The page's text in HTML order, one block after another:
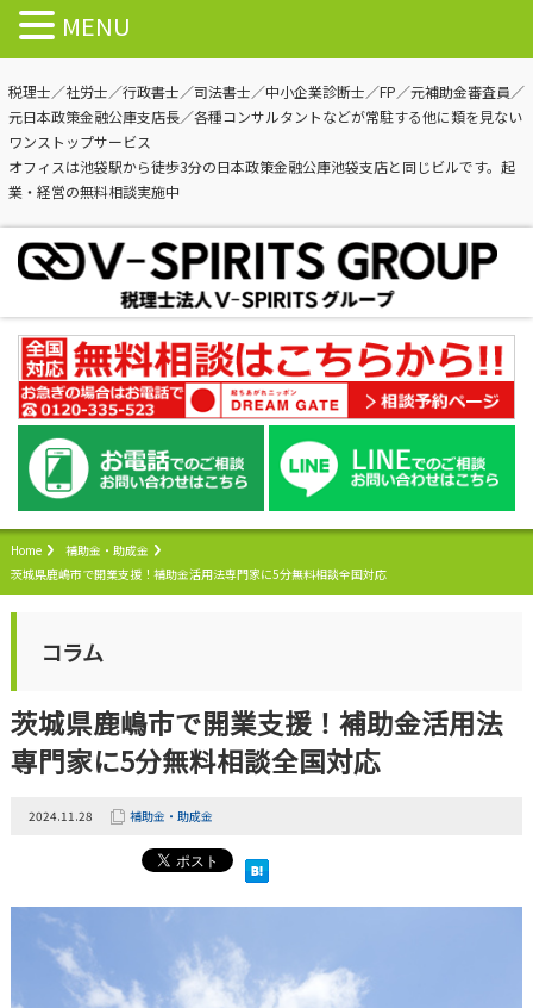
税理士／社労士／行政書士／司法書士／中小企業診断士／FP／元補助金審査員／
元日本政策金融公庫支店長／各種コンサルタントなどが常駐する他に類を見ない
ワンストップサービス
オフィスは池袋駅から徒歩3分の日本政策金融公庫池袋支店と同じビルです。起
業・経営の無料相談実施中
Home
補助金・助成金
茨城県鹿嶋市で開業支援！補助金活用法専門家に5分無料相談全国対応
コラム
茨城県鹿嶋市で開業支援！補助金活用法
専門家に5分無料相談全国対応
2024.11.28 補助金・助成金
MENU